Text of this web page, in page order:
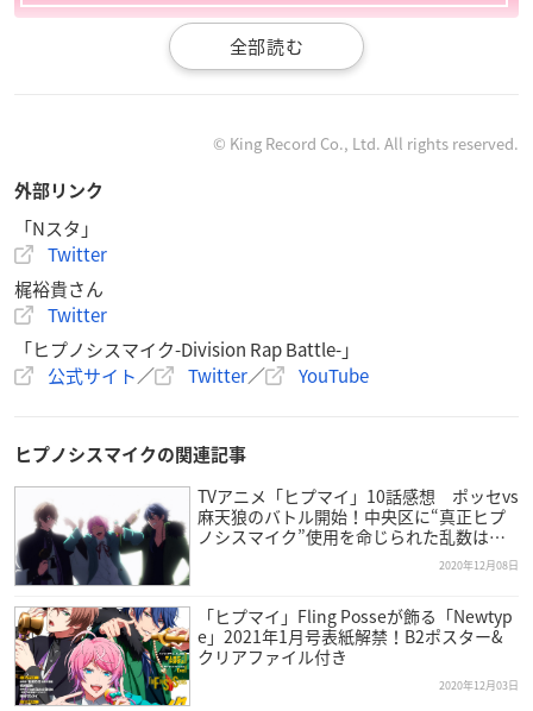
https://www.youtube.com/watch?v=o2KlWMG6LDM&feature
「Nスタ」
ご覧いただき、ありがとうございました🙇‍♂️
今朝家を出た時には、まさか夕方に自分が報道番組に生出
演するとは思っておらず…
いまだに信じられません。私服ですし。笑
「声優」をテーマに、難しい話題ではありましたが、自分
なりの誠意を持ってお話させていただきました。
uoKjhbkP
そして！スタジオでは『声優さんのお仕事について』をご
紹介！
なんと人気声優の梶裕貴さん（@KAJI__OFFICIAL）に生出
演していただきました🥺✨
こちらも1週間限定で動画を公開しております❣️
bEaydOEdPi
© King Record Co., Ltd. All rights reserved.
外部リンク
「Nスタ」
Twitter
梶裕貴さん
Twitter
「ヒプノシスマイク-Division Rap Battle-」
公式サイト／ Twitter／ YouTube
ヒプノシスマイクの関連記事
TVアニメ「ヒプマイ」10話感想 ポッセvs
麻天狼のバトル開始！中央区に“真正ヒプ
ノシスマイク”使用を命じられた乱数は…
2020年12月08日
「ヒプマイ」Fling Posseが飾る「Newtyp
e」2021年1月号表紙解禁！B2ポスター&
クリアファイル付き
2020年12月03日